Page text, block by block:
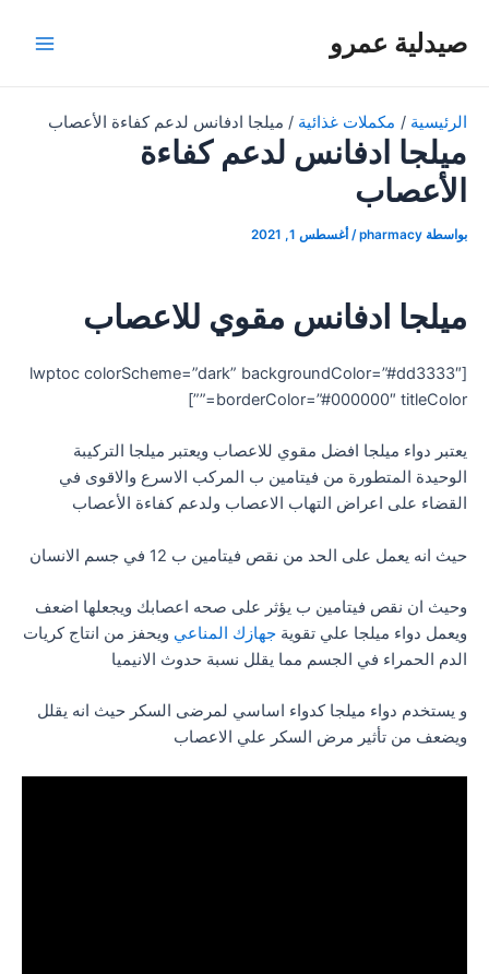
صيدلية عمرو
الرئيسية مكملات غذائية ميلجا ادفانس لدعم كفاءة الأعصاب
ميلجا ادفانس لدعم كفاءة
الأعصاب
بواسطة pharmacy
/ أغسطس 1, 2021
ميلجا ادفانس مقوي للاعصاب
[lwptoc colorScheme=”dark” backgroundColor=”#dd3333″
borderColor=”#000000″ titleColor=””]
يعتبر دواء ميلجا افضل مقوي للاعصاب ويعتبر ميلجا التركيبة
الوحيدة المتطورة من فيتامين ب المركب الاسرع والاقوى في
القضاء على اعراض التهاب الاعصاب ولدعم كفاءة الأعصاب
حيث انه يعمل على الحد من نقص فيتامين ب 12 في جسم الانسان
وحيث ان نقص فيتامين ب يؤثر على صحه اعصابك ويجعلها اضعف
ويعمل دواء ميلجا علي تقوية جهازك المناعي ويحفز من انتاج كريات
الدم الحمراء في الجسم مما يقلل نسبة حدوث الانيميا
و يستخدم دواء ميلجا كدواء اساسي لمرضى السكر حيث انه يقلل
ويضعف من تأثير مرض السكر علي الاعصاب